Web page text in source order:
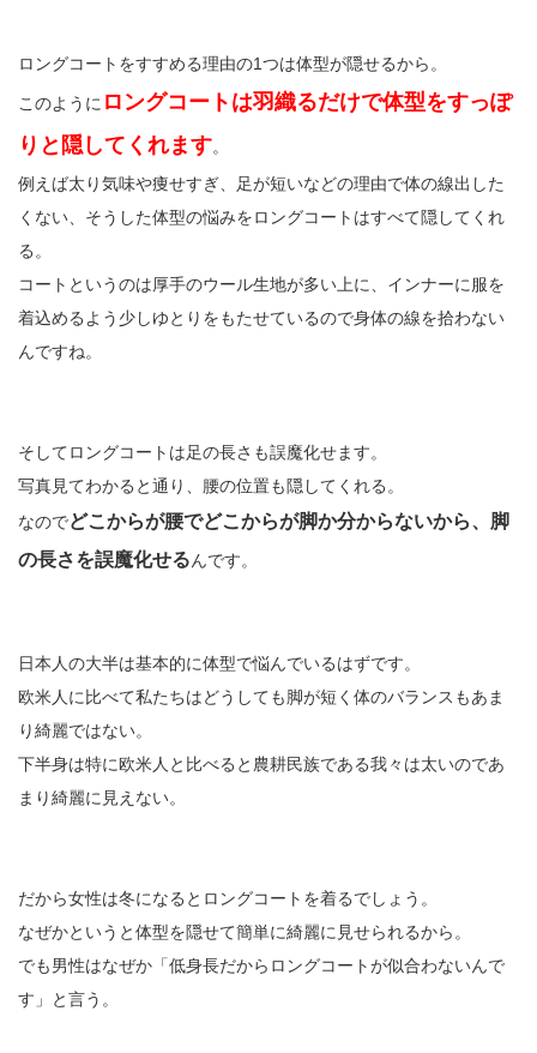
ロングコートをすすめる理由の1つは体型が隠せるから。
このように ロングコートは羽織るだけで体型をすっぽ
りと隠してくれます。
例えば太り気味や痩せすぎ、足が短いなどの理由で体の線出した
くない、そうした体型の悩みをロングコートはすべて隠してくれ
る。
コートというのは厚手のウール生地が多い上に、インナーに服を
着込めるよう少しゆとりをもたせているので身体の線を拾わない
んですね。
そしてロングコートは足の長さも誤魔化せます。
写真見てわかると通り、腰の位置も隠してくれる。
なのでどこからが腰でどこからが脚か分からないから、脚
の長さを誤魔化せるんです。
日本人の大半は基本的に体型で悩んでいるはずです。
欧米人に比べて私たちはどうしても脚が短く体のバランスもあま
り綺麗ではない。
下半身は特に欧米人と比べると農耕民族である我々は太いのであ
まり綺麗に見えない。
だから女性は冬になるとロングコートを着るでしょう。
なぜかというと体型を隠せて簡単に綺麗に見せられるから。
でも男性はなぜか「低身長だからロングコートが似合わないんで
す」と言う。